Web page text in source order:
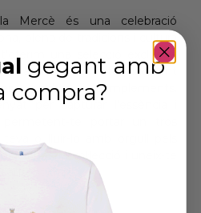
Mercè és una celebració
plena de tradicions i cultura
una selecció exclusiva
aquesta festivitat, incloent
quadres i complements.
per capturar l’essència i
la nostra col·lecció i uneix-te
autenticitat.
gegant amb
compra?